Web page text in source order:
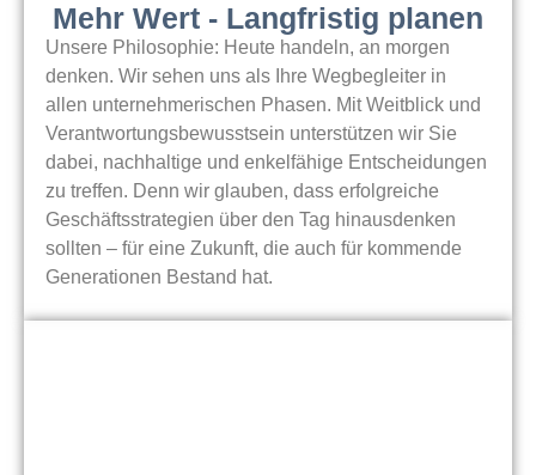
Mehr Wert - Langfristig planen
Unsere Philosophie: Heute handeln, an morgen
denken. Wir sehen uns als Ihre Wegbegleiter in
allen unternehmerischen Phasen. Mit Weitblick und
Verantwortungsbewusstsein unterstützen wir Sie
dabei, nachhaltige und enkelfähige Entscheidungen
zu treffen. Denn wir glauben, dass erfolgreiche
Geschäftsstrategien über den Tag hinausdenken
sollten – für eine Zukunft, die auch für kommende
Generationen Bestand hat.